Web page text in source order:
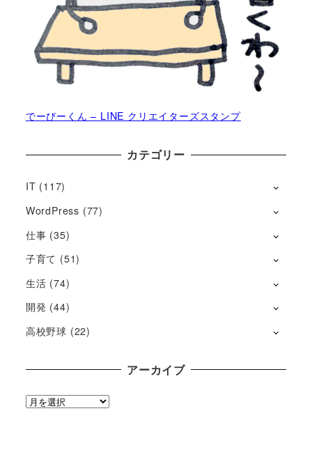
でーびーくん – LINE クリエイターズスタンプ
カテゴリー
IT (117)
WordPress (77)
仕事 (35)
子育て (51)
生活 (74)
開発 (44)
高校野球 (22)
アーカイブ
ア